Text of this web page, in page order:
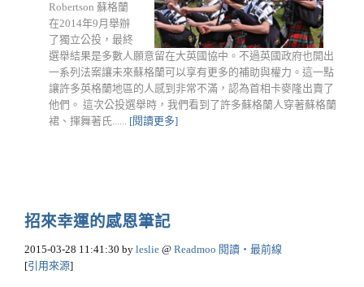
Robertson 蘇格蘭
在2014年9月舉辦
了獨立公投，最終
選舉結果是多數人願意留在大英國協中。不過英國政府也開出
一系列法案讓未來蘇格蘭可以享有更多的補助與權力。這一點
讓許多英格蘭地區的人感到非常不滿，認為首相卡麥隆出賣了
他們。 這次公投選舉時，我們看到了許多蘇格蘭人穿著蘇格蘭
裙、揮舞著氏...... [閱讀更多]
招來幸運的感恩筆記
2015-03-28 11:41:30 by leslie @ Readmoo 閱讀‧最前線
[引用來源]